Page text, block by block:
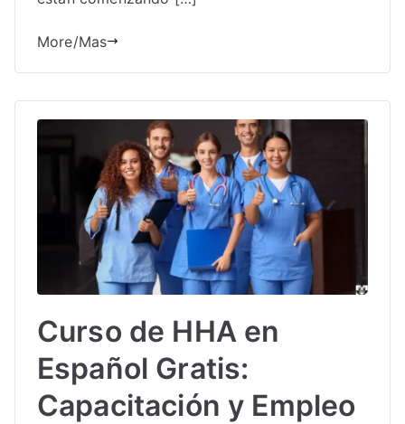
More/Mas
Curso de HHA en
Español Gratis:
Capacitación y Empleo